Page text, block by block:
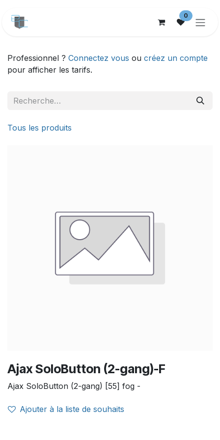
0
Professionnel ? Connectez vous ou créez un compte
pour afficher les tarifs.
Tous les produits
Ajax SoloButton (2-gang)-F
Ajax SoloButton (2-gang) [55] fog -
Ajouter à la liste de souhaits